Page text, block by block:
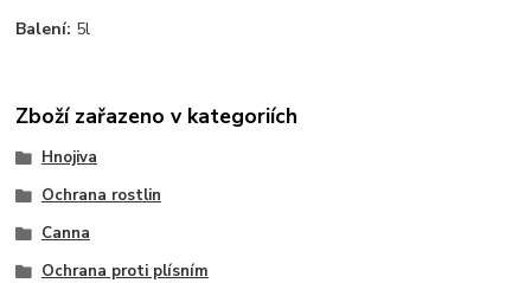
Balení: 5l
Zboží zařazeno v kategoriích
Hnojiva
Ochrana rostlin
Canna
Ochrana proti plísním